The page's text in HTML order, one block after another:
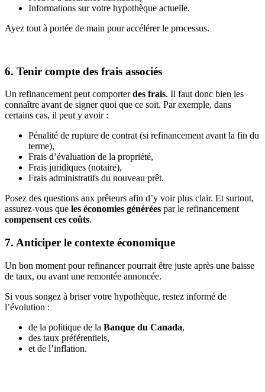
Informations sur votre hypothèque actuelle.
Ayez tout à portée de main pour accélérer le processus.
6. Tenir compte des frais associés
Un refinancement peut comporterdes frais. Il faut donc bien les
connaître avant de signer quoi que ce soit. Par exemple, dans
certains cas, il peut y avoir :
Pénalité de rupture de contrat (si refinancement avant la fin du
terme),
Frais d’évaluation de la propriété,
Frais juridiques (notaire),
Frais administratifs du nouveau prêt.
Posez des questions aux prêteurs afin d’y voir plus clair. Et surtout,
assurez-vous que les économies générées par le refinancement
compensent ces coûts.
7. Anticiper le contexte économique
Un bon moment pour refinancer pourrait être juste après une baisse
de taux, ou avant une remontée annoncée.
Si vous songez à briser votre hypothèque, restez informé de
l’évolution :
de la politique de la Banque du Canada,
des taux préférentiels,
et de l’inflation.